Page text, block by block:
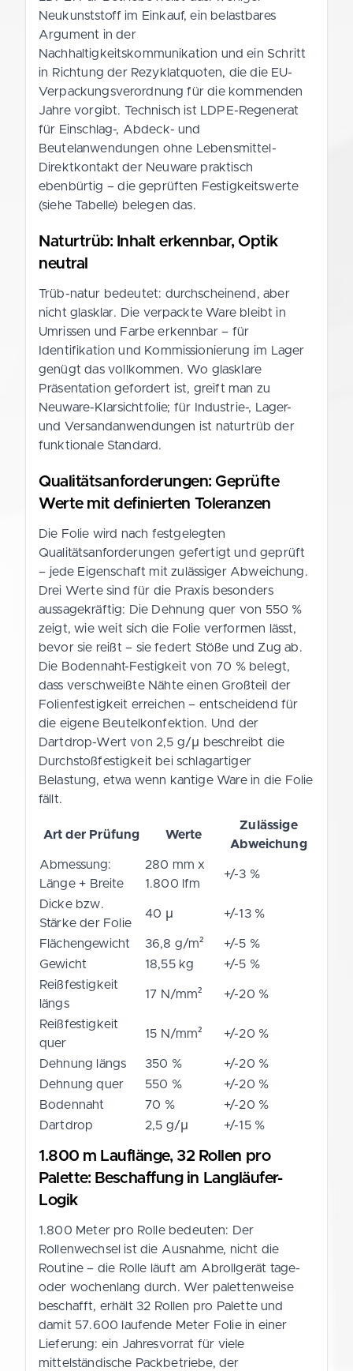
Neukunststoff im Einkauf, ein belastbares
Argument in der
Nachhaltigkeitskommunikation und ein Schritt
in Richtung der Rezyklatquoten, die die EU-
Verpackungsverordnung für die kommenden
Jahre vorgibt. Technisch ist LDPE-Regenerat
für Einschlag-, Abdeck- und
Beutelanwendungen ohne Lebensmittel-
Direktkontakt der Neuware praktisch
ebenbürtig – die geprüften Festigkeitswerte
(siehe Tabelle) belegen das.
Naturtrüb: Inhalt erkennbar, Optik
neutral
Trüb-natur bedeutet: durchscheinend, aber
nicht glasklar. Die verpackte Ware bleibt in
Umrissen und Farbe erkennbar – für
Identifikation und Kommissionierung im Lager
genügt das vollkommen. Wo glasklare
Präsentation gefordert ist, greift man zu
Neuware-Klarsichtfolie; für Industrie-, Lager-
und Versandanwendungen ist naturtrüb der
funktionale Standard.
Qualitätsanforderungen: Geprüfte
Werte mit definierten Toleranzen
Die Folie wird nach festgelegten
Qualitätsanforderungen gefertigt und geprüft
– jede Eigenschaft mit zulässiger Abweichung.
Drei Werte sind für die Praxis besonders
aussagekräftig: Die Dehnung quer von 550 %
zeigt, wie weit sich die Folie verformen lässt,
bevor sie reißt – sie federt Stöße und Zug ab.
Die Bodennaht-Festigkeit von 70 % belegt,
dass verschweißte Nähte einen Großteil der
Folienfestigkeit erreichen – entscheidend für
die eigene Beutelkonfektion. Und der
Dartdrop-Wert von 2,5 g/µ beschreibt die
Durchstoßfestigkeit bei schlagartiger
Belastung, etwa wenn kantige Ware in die Folie
fällt.
Art der Prüfung Werte
Zulässige
Abweichung
Abmessung:
Länge + Breite
280 mm x
1.800 lfm
+/-3 %
Dicke bzw.
Stärke der Folie
40 µ +/-13 %
Flächengewicht 36,8 g/m²
+/-5 %
Gewicht
18,55 kg
+/-5 %
Reißfestigkeit
längs
17 N/mm² +/-20 %
Reißfestigkeit
quer
15 N/mm² +/-20 %
Dehnung längs 350 %
+/-20 %
Dehnung quer
550 %
+/-20 %
Bodennaht
70 %
+/-20 %
Dartdrop
2,5 g/µ +/-15 %
1.800 m Lauflänge, 32 Rollen pro
Palette: Beschaffung in Langläufer-
Logik
1.800 Meter pro Rolle bedeuten: Der
Rollenwechsel ist die Ausnahme, nicht die
Routine – die Rolle läuft am Abrollgerät tage-
oder wochenlang durch. Wer palettenweise
beschafft, erhält 32 Rollen pro Palette und
damit 57.600 laufende Meter Folie in einer
Lieferung: ein Jahresvorrat für viele
mittelständische Packbetriebe, der